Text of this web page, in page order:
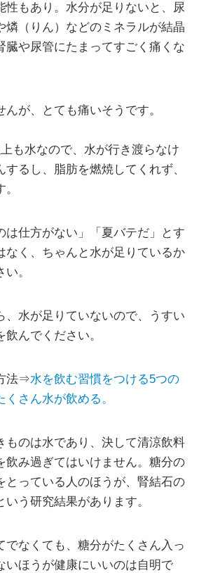
性もあり。水分が足りないと、尿
燐（りん）などのミネラルが結晶
臓や尿管にたまってすごく痛くな
が、とても痛いそうです。
も水なので、水が行き渡らなけ
るし、脂肪を燃焼してくれず、
は仕方がない」「夏バテだ」とす
なく、ちゃんと水が足りているか
。
、水が足りていないので、うすい
んでください。
法⇒水を飲む習慣をつける5つの
さん水が飲める。
ものは水であり、決して清涼飲料
飲み過ぎてはいけません。糖分の
とっている人のほうが、腎結石の
いう研究結果があります。
でなくても、糖分がたくさん入っ
いほうが健康にいいのは自明で